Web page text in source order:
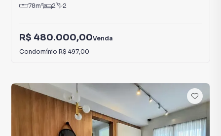
78m² 2 2
R$ 480.000,00Venda
Condomínio R$ 497,00